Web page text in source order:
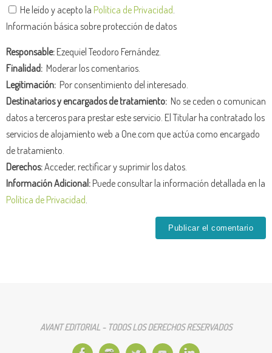
He leído y acepto la Política de Privacidad
Información básica sobre protección de datos
Responsable:Ezequiel Teodoro Fernández.
Finalidad: Moderar los comentarios.
Legitimación: Por consentimiento del interesado.
Destinatarios y encargados de tratamiento: No se ceden o comunican
datos a terceros para prestar este servicio. El Titular ha contratado los
servicios de alojamiento web a One.com que actúa como encargado
de tratamiento.
Derechos:Acceder, rectificar y suprimir los datos.
Información Adicional:Puede consultar la información detallada en la
Política de Privacidad
AVANT EDITORIAL - TODOS LOS DERECHOS RESERVADOS